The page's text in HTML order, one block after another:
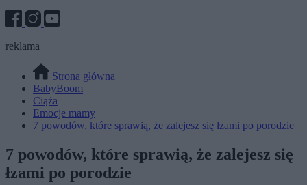
reklama
Strona główna
BabyBoom
Ciąża
Emocje mamy
7 powodów, które sprawią, że zalejesz się łzami po porodzie
7 powodów, które sprawią, że zalejesz się
łzami po porodzie